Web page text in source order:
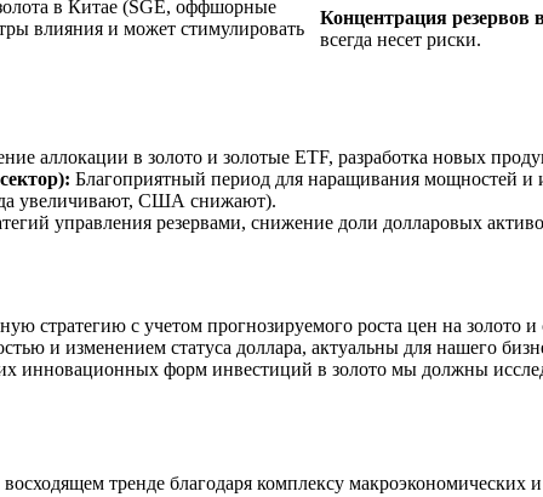
в Китае (SGE, оффшорные
влияния и может стимулировать
Концентрация резервов
всегда несет риски.
аллокации в золото и золотые ETF, разработка новых
Благоприятный период для наращивания мощностей
увеличивают, США снижают).
управления резервами, снижение доли долларовых
стратегию с учетом прогнозируемого роста цен на золото и
и изменением статуса доллара, актуальны для нашего
инновационных форм инвестиций в золото мы должны
тренде благодаря комплексу макроэкономических